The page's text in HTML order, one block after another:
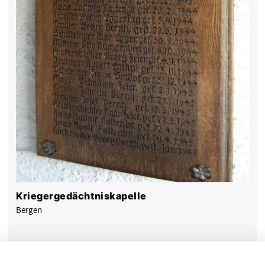
Kriegergedächtniskapelle
Bergen